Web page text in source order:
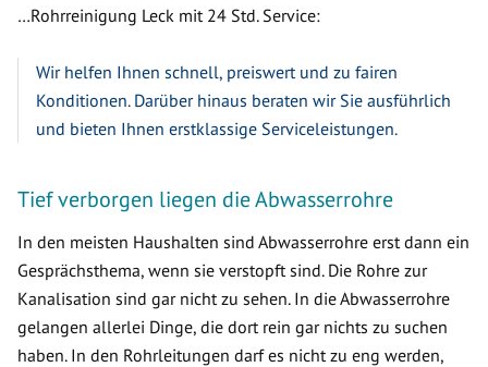
…Rohrreinigung Leck mit 24 Std. Service:
Wir helfen Ihnen schnell, preiswert und zu fairen
Konditionen. Darüber hinaus beraten wir Sie ausführlich
und bieten Ihnen erstklassige Serviceleistungen.
Tief verborgen liegen die Abwasserrohre
In den meisten Haushalten sind Abwasserrohre erst dann ein
Gesprächsthema, wenn sie verstopft sind. Die Rohre zur
Kanalisation sind gar nicht zu sehen. In die Abwasserrohre
gelangen allerlei Dinge, die dort rein gar nichts zu suchen
haben. In den Rohrleitungen darf es nicht zu eng werden,